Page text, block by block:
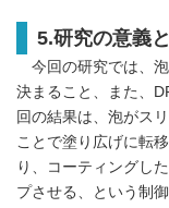
5.研究の意義
今回の研究では、
決まること、また、
回の結果は、泡がス
ことで塗り広げに転
り、コーティングし
プさせる、という制